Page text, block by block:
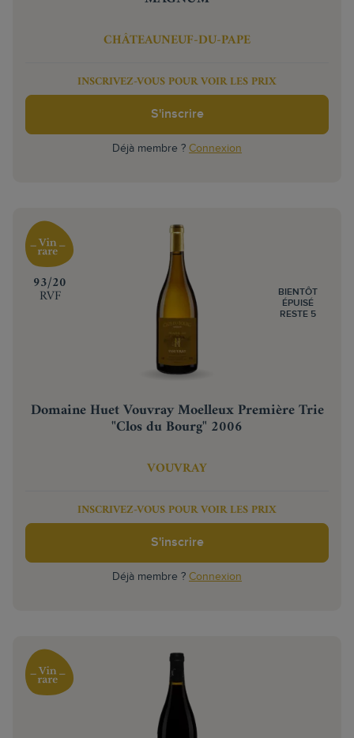
CHÂTEAUNEUF-DU-PAPE
INSCRIVEZ-VOUS POUR VOIR LES PRIX
S'inscrire
Déjà membre ? Connexion
‍93/20
RVF
Domaine Huet Vouvray Moelleux Première Trie
"Clos du Bourg" 2006
VOUVRAY
BIENTÔT
ÉPUISÉ
RESTE 5
INSCRIVEZ-VOUS POUR VOIR LES PRIX
S'inscrire
Déjà membre ? Connexion